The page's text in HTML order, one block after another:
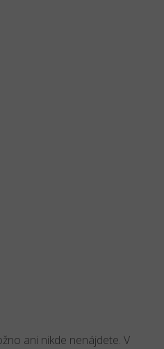
ani nikde nenájdete. V